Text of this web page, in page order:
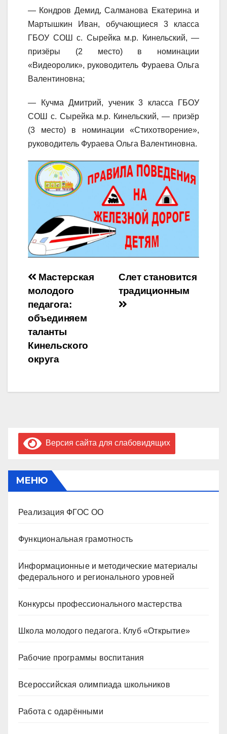
— Кондров Демид, Салманова Екатерина и
Мартышкин Иван, обучающиеся 3 класса
ГБОУ СОШ с. Сырейка м.р. Кинельский, —
призёры (2 место) в номинации
«Видеоролик», руководитель Фураева Ольга
Валентиновна;
— Кучма Дмитрий, ученик 3 класса ГБОУ
СОШ с. Сырейка м.р. Кинельский, — призёр
(3 место) в номинации «Стихотворение»,
руководитель Фураева Ольга Валентиновна.
Навигация
по
записям
Слет становится
традиционным
Мастерская
молодого
педагога:
объединяем
таланты
Кинельского
округа
Версия сайта для слабовидящих
МЕНЮ
Реализация ФГОС ОО
Функциональная грамотность
Информационные и методические материалы
федерального и регионального уровней
Конкурсы профессионального мастерства
Школа молодого педагога. Клуб «Открытие»
Рабочие программы воспитания
Всероссийская олимпиада школьников
Работа с одарёнными